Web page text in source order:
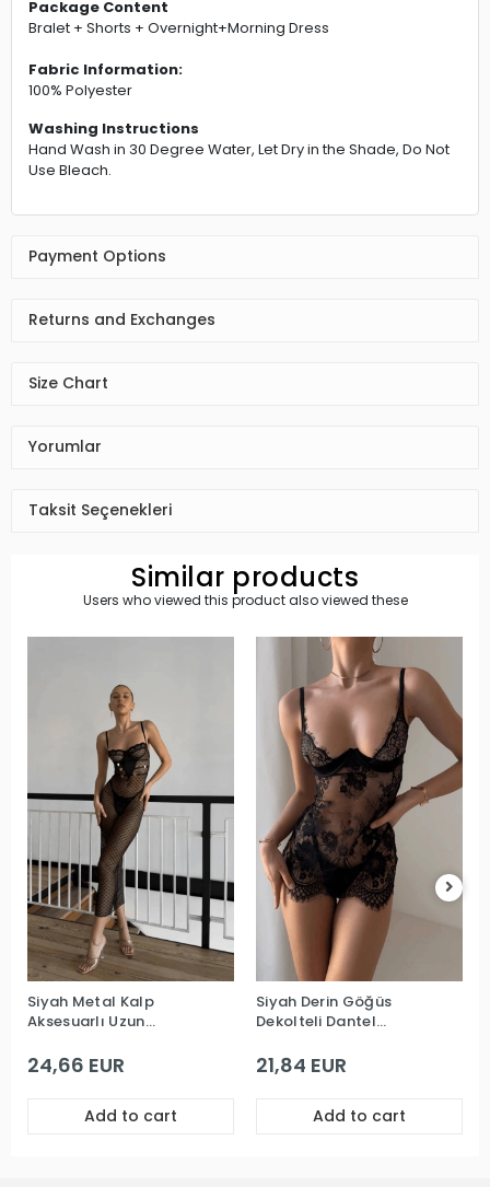
Package Content
Bralet + Shorts + Overnight+Morning Dress
Fabric Information:
100% Polyester
Washing Instructions
Hand Wash in 30 Degree Water, Let Dry in the Shade, Do Not
Use Bleach.
Payment Options
Returns and Exchanges
Size Chart
Yorumlar
Taksit Seçenekleri
Similar products
Users who viewed this product also viewed these
Siyah Metal Kalp
Aksesuarlı Uzun
24,66 EUR
Add to cart
Siyah Derin Göğüs
Dekolteli Dantel
21,84 EUR
Add to cart